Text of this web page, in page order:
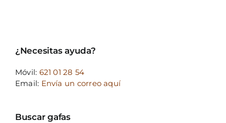
¿Necesitas ayuda?
Móvil: 621 01 28 54
Email: Envía un correo aquí
Buscar gafas